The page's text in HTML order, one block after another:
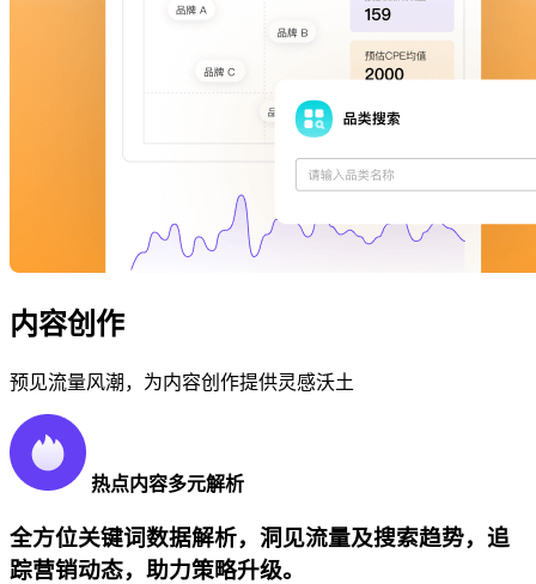
内容创作
预见流量风潮，为内容创作提供灵感沃土
热点内容多元解析
全方位关键词数据解析，洞见流量及搜索趋势，追
踪营销动态，助力策略升级。